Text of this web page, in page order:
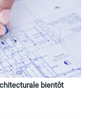
bientôt